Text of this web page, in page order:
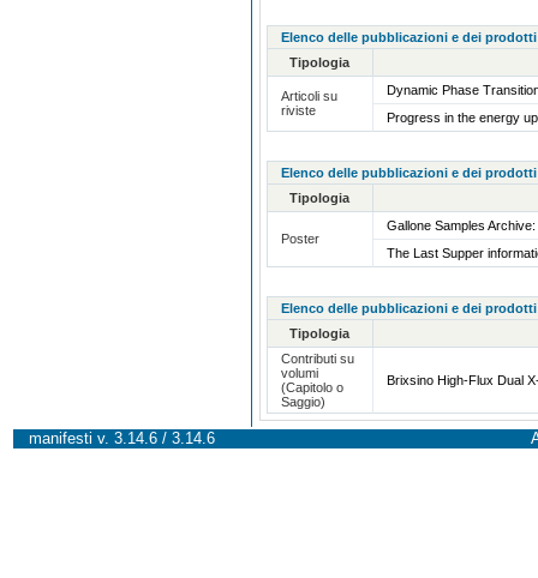
Elenco delle pubblicazioni e dei
Tipologia
Articoli su
riviste
Dynamic Phase
Progress in the energy
Elenco delle pubblicazioni e dei
Tipologia
Poster
Gallone Samples
The Last Supper
Elenco delle pubblicazioni e dei
Tipologia
Contributi su
volumi
(Capitolo o
Saggio)
Brixsino High-Flux Dual
manifesti v. 3.14.6 / 3.14.6